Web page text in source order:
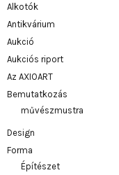
Alkotók
Antikvárium
Aukció
Aukciós riport
Az AXIOART
Bemutatkozás
művészmustra
Design
Forma
Építészet